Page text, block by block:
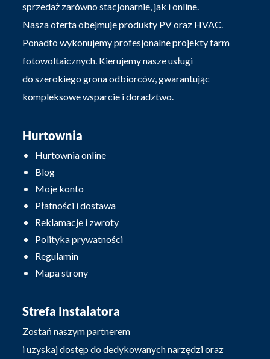
sprzedaż zarówno stacjonarnie, jak i online.
Nasza oferta obejmuje produkty PV oraz HVAC.
Ponadto wykonujemy profesjonalne projekty farm
fotowoltaicznych. Kierujemy nasze usługi
do szerokiego grona odbiorców, gwarantując
kompleksowe wsparcie i doradztwo.
Hurtownia
Hurtownia online
Blog
Moje konto
Płatności i dostawa
Reklamacje i zwroty
Polityka prywatności
Regulamin
Mapa strony
Strefa Instalatora
Zostań naszym partnerem
i uzyskaj dostęp do dedykowanych narzędzi oraz